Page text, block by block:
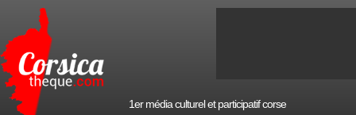
1er média culturel et participatif corse